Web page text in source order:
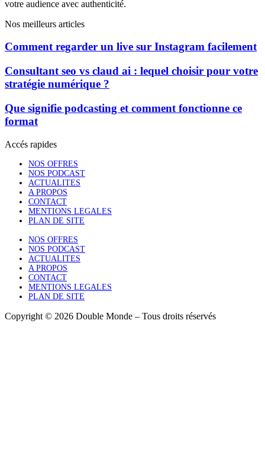
votre audience avec authenticité.
Nos meilleurs articles
Comment regarder un live sur Instagram facilement
Consultant seo vs claud ai : lequel choisir pour votre
stratégie numérique ?
Que signifie podcasting et comment fonctionne ce
format
Accés rapides
NOS OFFRES
NOS PODCAST
ACTUALITES
A PROPOS
CONTACT
MENTIONS LEGALES
PLAN DE SITE
NOS OFFRES
NOS PODCAST
ACTUALITES
A PROPOS
CONTACT
MENTIONS LEGALES
PLAN DE SITE
Copyright © 2026 Double Monde – Tous droits réservés